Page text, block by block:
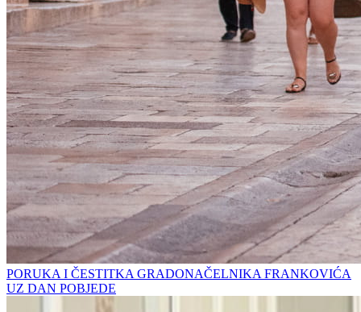
PORUKA I ČESTITKA GRADONAČELNIKA FRANKOVIĆA
UZ DAN POBJEDE